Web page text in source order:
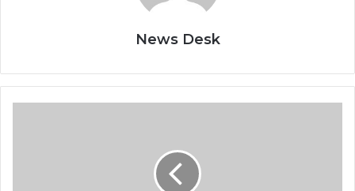
News Desk